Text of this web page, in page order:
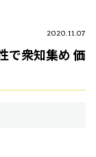
2020.11.07
で衆知集め 価